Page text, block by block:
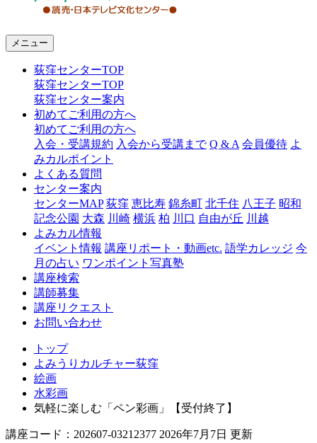
ャ
窪
メニュー
荻窪センターTOP
荻窪センターTOP
荻窪センター案内
初めてご利用の方へ
初めてご利用の方へ
入会・受講規約 入会から受講まで Q & A 会員優待 よ
みカルポイント
よくある質問
センター案内
センターMAP 荻窪 恵比寿 錦糸町 北千住 八王子 昭和
記念公園 大森 川崎 横浜 柏 川口 自由が丘 川越
よみカル情報
イベント情報 講座リポート・動画etc. 語学カレッジ 今
月の占い ワンポイント写真塾
講座検索
講師募集
講座リクエスト
お問い合わせ
トップ
よみうりカルチャー荻窪
絵画
水彩画
気軽に楽しむ「ペン彩画」【受付終了】
講座コード：202607-03212377 2026年7月7日 更新